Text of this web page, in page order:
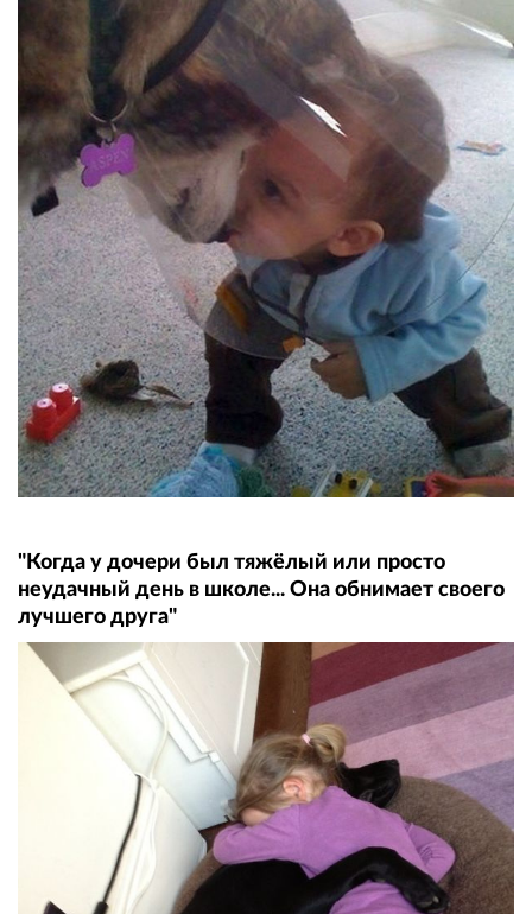
"Когда у дочери был тяжёлый или просто
неудачный день в школе... Она обнимает своего
лучшего друга"